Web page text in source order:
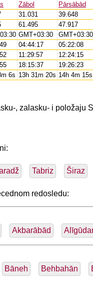
Zābol Pārsābād
31.031 39.648
61.495 47.917
GMT+03:30 GMT+03:30
04:44:17 05:22:08
11:29:57 12:24:15
18:15:37 19:26:23
6s 13h 31m 20s 14h 4m 15s
, zalasku- i položaju
Tabriz Širaz
redosledu:
Akbarābād
Bāneh Behbahān